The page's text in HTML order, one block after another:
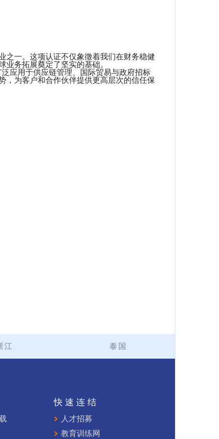
之一。这项认证不仅象徵着我们在财务稳健
业务拓展奠定了坚实的基础。
应用于供应链管理、国际贸易与政府招标
，为客户和合作伙伴提供更高层次的信任保
江 泰国
快速连结
人才招募
教育训练网